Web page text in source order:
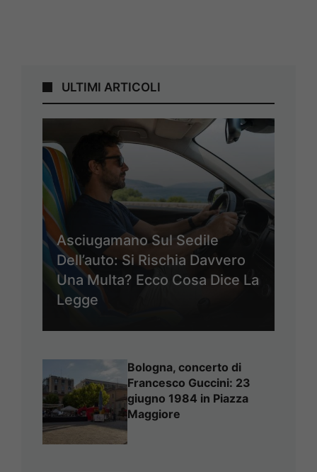
ULTIMI ARTICOLI
Asciugamano Sul Sedile
Dell’auto: Si Rischia Davvero
Una Multa? Ecco Cosa Dice La
Legge
Bologna, concerto di
Francesco Guccini: 23
giugno 1984 in Piazza
Maggiore